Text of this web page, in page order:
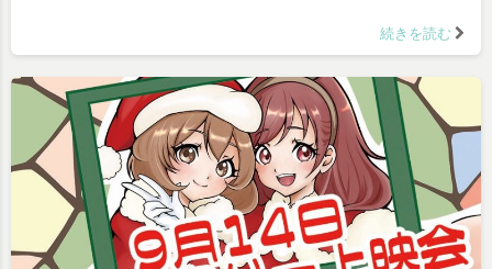
続きを読む